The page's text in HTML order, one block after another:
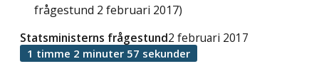
frågestund 2 februari 2017)
Statsministerns frågestund2 februari 2017
1 timme 2 minuter 57 sekunder